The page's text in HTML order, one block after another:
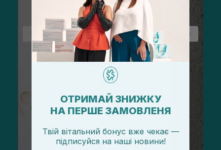
ОТРИМАЙ ЗНИЖКУ
НА ПЕРШЕ ЗАМОВЛЕНЯ
Твій вітальний бонус вже чекає —
підписуйся на наші новини!